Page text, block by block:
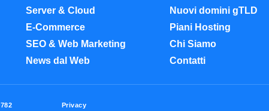
Server & Cloud
E-Commerce
SEO & Web Marketing
News dal Web
Nuovi domini gTLD
Piani Hosting
Chi Siamo
Contatti
Privacy